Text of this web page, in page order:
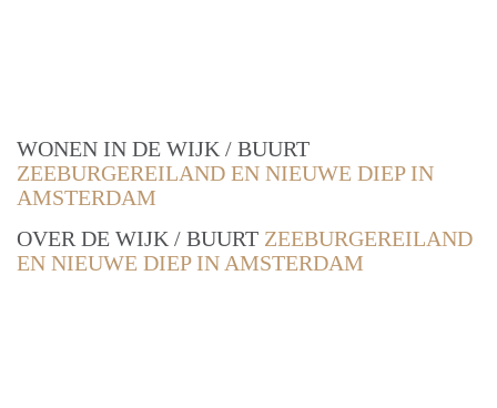
WONEN IN DE WIJK / BUURT
ZEEBURGEREILAND EN NIEUWE DIEP IN
AMSTERDAM
OVER DE WIJK / BUURT ZEEBURGEREILAND
EN NIEUWE DIEP IN AMSTERDAM